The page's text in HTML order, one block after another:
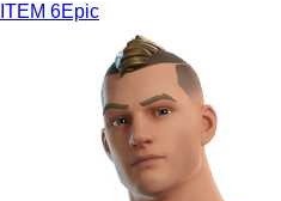
ITEM 6Epic